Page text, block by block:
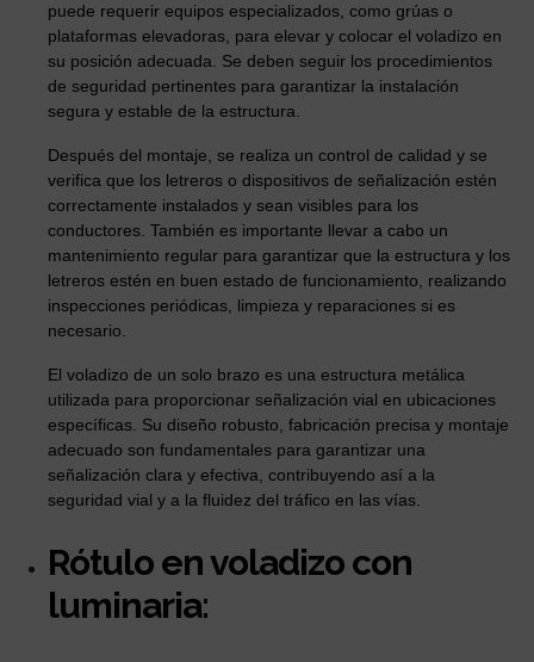
puede requerir equipos especializados, como grúas o
plataformas elevadoras, para elevar y colocar el voladizo en
su posición adecuada. Se deben seguir los procedimientos
de seguridad pertinentes para garantizar la instalación
segura y estable de la estructura.
Después del montaje, se realiza un control de calidad y se
verifica que los letreros o dispositivos de señalización estén
correctamente instalados y sean visibles para los
conductores. También es importante llevar a cabo un
mantenimiento regular para garantizar que la estructura y los
letreros estén en buen estado de funcionamiento, realizando
inspecciones periódicas, limpieza y reparaciones si es
necesario.
El voladizo de un solo brazo es una estructura metálica
utilizada para proporcionar señalización vial en ubicaciones
específicas. Su diseño robusto, fabricación precisa y montaje
adecuado son fundamentales para garantizar una
señalización clara y efectiva, contribuyendo así a la
seguridad vial y a la fluidez del tráfico en las vías.
Rótulo en voladizo con
luminaria: